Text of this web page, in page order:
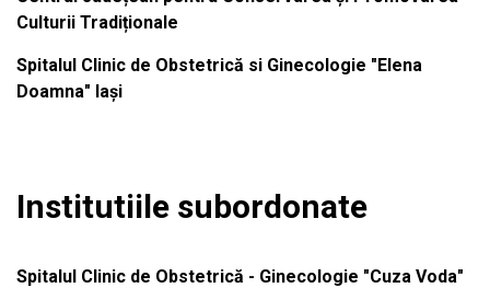
Culturii Tradiționale
Spitalul Clinic de Obstetrică si Ginecologie "Elena
Doamna" Iași
Institutiile subordonate
Spitalul Clinic de Obstetrică - Ginecologie "Cuza Voda"